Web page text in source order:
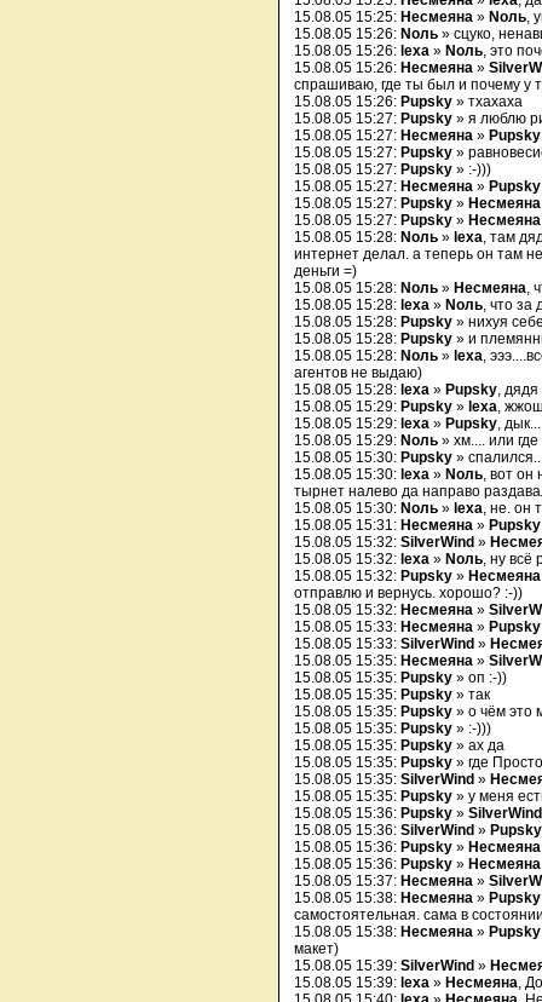
15.08.05 15:25: Несмеяна » Nоль,
15.08.05 15:26: Nоль » сцуко,
15.08.05 15:26: lexa » Nоль, это
15.08.05 15:26: Несмеяна »
спрашиваю, где ты был и почему у
15.08.05 15:26: Pupsky » тхахаха
15.08.05 15:27: Pupsky » я люблю
15.08.05 15:27: Несмеяна » Pupsky
15.08.05 15:27: Pupsky »
15.08.05 15:27: Pupsky » :-)))
15.08.05 15:27: Несмеяна » Pupsky
15.08.05 15:27: Pupsky » Несмеяна
15.08.05 15:27: Pupsky » Несмеяна
15.08.05 15:28: Nоль » lexa, там
интернет делал. а теперь он там
деньги =)
15.08.05 15:28: Nоль » Несмеяна,
15.08.05 15:28: lexa » Nоль, что за
15.08.05 15:28: Pupsky » нихуя
15.08.05 15:28: Pupsky » и
15.08.05 15:28: Nоль » lexa,
агентов не выдаю)
15.08.05 15:28: lexa » Pupsky,
15.08.05 15:29: Pupsky » lexa,
15.08.05 15:29: lexa » Pupsky,
15.08.05 15:29: Nоль » хм.... или где
15.08.05 15:30: Pupsky »
15.08.05 15:30: lexa » Nоль, вот он
тырнет налево да направо
15.08.05 15:30: Nоль » lexa, не. он
15.08.05 15:31: Несмеяна » Pupsky
15.08.05 15:32: SilverWind »
15.08.05 15:32: lexa » Nоль, ну всё
15.08.05 15:32: Pupsky » Несмеяна
отправлю и вернусь. хорошо? :-))
15.08.05 15:32: Несмеяна »
15.08.05 15:33: Несмеяна » Pupsky
15.08.05 15:33: SilverWind »
15.08.05 15:35: Несмеяна »
15.08.05 15:35: Pupsky » оп :-))
15.08.05 15:35: Pupsky » так
15.08.05 15:35: Pupsky » о чём это
15.08.05 15:35: Pupsky » :-)))
15.08.05 15:35: Pupsky » ах да
15.08.05 15:35: Pupsky » где
15.08.05 15:35: SilverWind »
15.08.05 15:35: Pupsky » у меня
15.08.05 15:36: Pupsky » SilverWind
15.08.05 15:36: SilverWind » Pupsky
15.08.05 15:36: Pupsky » Несмеяна
15.08.05 15:36: Pupsky » Несмеяна
15.08.05 15:37: Несмеяна »
15.08.05 15:38: Несмеяна » Pupsky
самостоятельная. сама в
15.08.05 15:38: Несмеяна » Pupsky
макет)
15.08.05 15:39: SilverWind »
15.08.05 15:39: lexa » Несмеяна,